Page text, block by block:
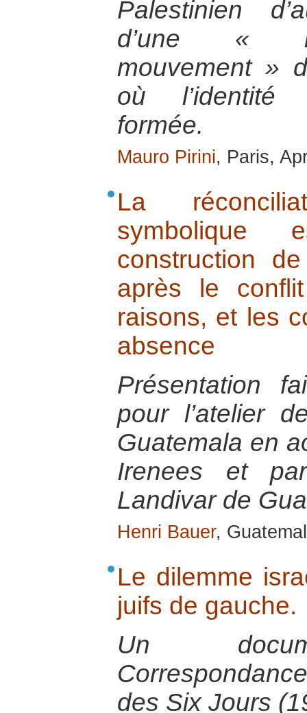
Palestinien
d’une «
mouvement »
où l’identité
formée.
Mauro Pirini, Paris,
La
symbolique
construction
après le
raisons, et les
absence
Présentation
pour l’atelier
Guatemala en
Irenees et
Landivar de
Henri Bauer,
Le dilemme
juifs de gauche.
Un
des Six Jours